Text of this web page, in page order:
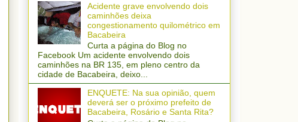
Acidente grave envolvendo dois
caminhões deixa
congestionamento quilométrico em
Bacabeira
Curta a página do Blog no
Facebook Um acidente envolvendo dois
caminhões na BR 135, em pleno centro da
cidade de Bacabeira, deixo...
ENQUETE: Na sua opinião, quem
deverá ser o próximo prefeito de
Bacabeira, Rosário e Santa Rita?